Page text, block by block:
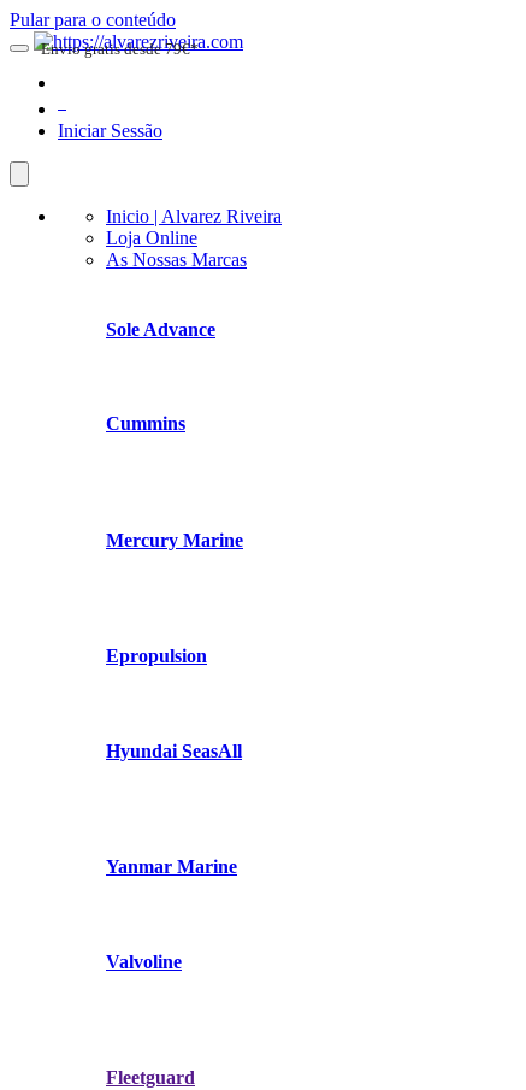
Pular para o conteúdo
Iniciar Sessão
Inicio | Alvarez Riveira
Loja Online
As Nossas Marcas
Sole Advance
Cummins
Mercury Marine
Epropulsion
Hyundai SeasAll
Yanmar Marine
Valvoline
Fleetguard
Envio gratis desde 79€*